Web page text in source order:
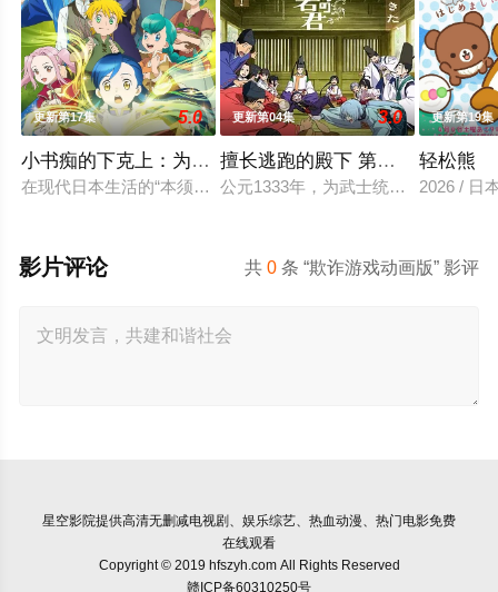
更新第17集 5.0
小书痴的下克上：为了成为图书管理员不择手段！第四季
在现代日本生活的“本须丽乃”，在决定就职于自己所心愿的图书
更新第04集 3.0
擅长逃跑的殿下 第二季
公元1333年，为武士统治日本奠定
更新第19集
轻松熊
2026 / 日
共0 条 “欺诈游戏动画版” 影评
影片评论
星空影院提供高清无删减电视剧、娱乐综艺、热血动漫、热门电影免费
在线观看
Copyright © 2019 hfszyh.com All Rights Reserved
赣ICP备60310250号